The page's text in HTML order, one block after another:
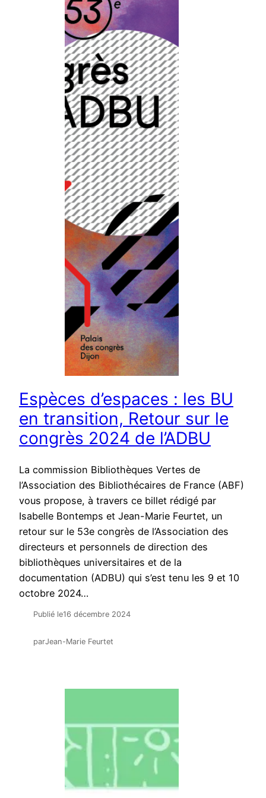
Espèces d’espaces : les BU
en transition, Retour sur le
congrès 2024 de l’ADBU
La commission Bibliothèques Vertes de
l’Association des Bibliothécaires de France (ABF)
vous propose, à travers ce billet rédigé par
Isabelle Bontemps et Jean-Marie Feurtet, un
retour sur le 53e congrès de l’Association des
directeurs et personnels de direction des
bibliothèques universitaires et de la
documentation (ADBU) qui s’est tenu les 9 et 10
octobre 2024…
Publié le16 décembre 2024
parJean-Marie Feurtet